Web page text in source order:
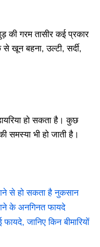
की गरम तासीर कई प्रकार
खून बहना, उल्टी, सर्दी,
हो सकता है। कुछ
भी हो जाती है।
से हो सकता है नुकसान
के अनगिनत फायदे
जानिए किन बीमारियों